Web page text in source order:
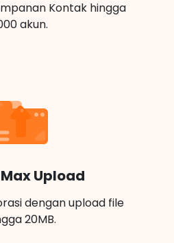
Kontak hingga
akun.
Max Upload
dengan upload file
20MB.